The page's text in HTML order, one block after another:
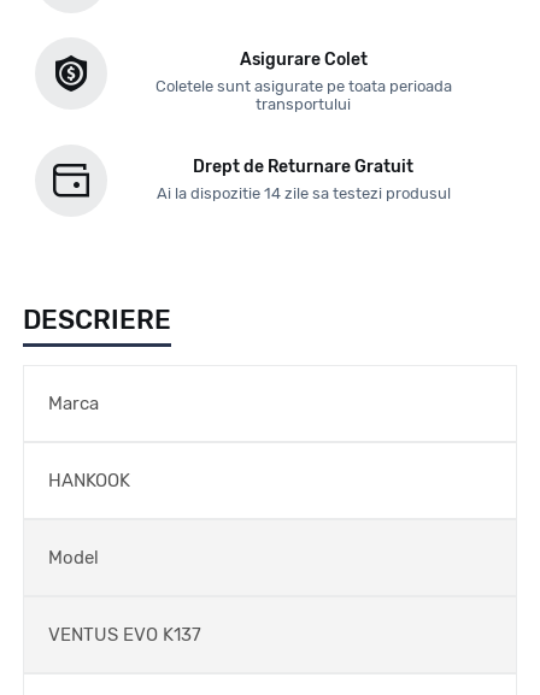
Asigurare Colet
Coletele sunt asigurate pe toata perioada
transportului
Drept de Returnare Gratuit
Ai la dispozitie 14 zile sa testezi produsul
DESCRIERE
Marca
HANKOOK
Model
VENTUS EVO K137